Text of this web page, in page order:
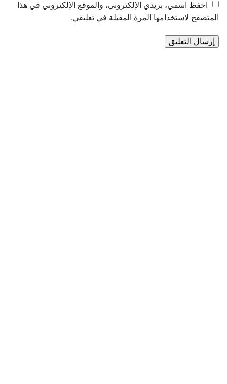
احفظ اسمي، بريدي الإلكتروني، والموقع الإلكتروني في هذا
المتصفح لاستخدامها المرة المقبلة في تعليقي.